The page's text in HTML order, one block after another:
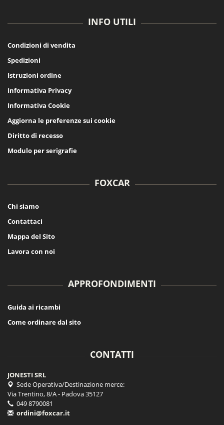
INFO UTILI
Condizioni di vendita
Spedizioni
Istruzioni ordine
Informativa Privacy
Informativa Cookie
Aggiorna le preferenze sui cookie
Diritto di recesso
Modulo per serigrafie
FOXCAR
Chi siamo
Contattaci
Mappa del Sito
Lavora con noi
APPROFONDIMENTI
Guida ai ricambi
Come ordinare dal sito
CONTATTI
JONESTI SRL
Sede Operativa/Destinazione merce:
Via Trentino, 8/A - Padova 35127
049 8790081
ordini@foxcar.it